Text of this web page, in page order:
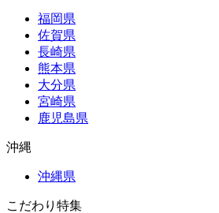
福岡県
佐賀県
長崎県
熊本県
大分県
宮崎県
鹿児島県
沖縄
沖縄県
こだわり特集